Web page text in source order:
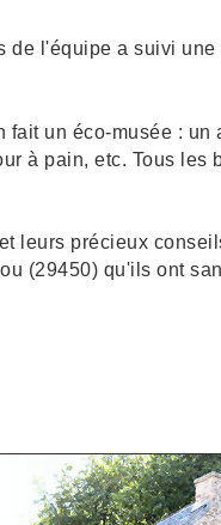
de l'équipe a suivi une
un éco-musée : un
à pain, etc. Tous les
leurs précieux
(29450) qu'ils ont